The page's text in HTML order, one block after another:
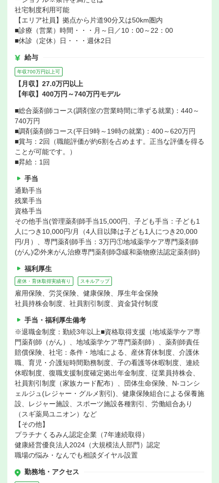
社宅制度利用可能
【エリア社員】拠点から片道90分又は50km圏内
■診療（営業）時間・・・月～日／10：00～22：00
■休診（定休）日・・・週休2日
給与
年収700万円以上可
【月収】27.0万円以上
【年収】400万円～740万円モデル
■総合薬剤師コース(調剤室の営業時間に準ずる就業)：440～
740万円
■調剤薬剤師コース(平日9時～19時の就業)：400～620万円
■賞与：2回（職能評価が約6割を占めます。正当な評価を得る
ことが可能です。）
■昇給：1回
手当
通勤手当
残業手当
資格手当
その他手当(管理薬剤師手当15,000円、子ども手当：子ども1
人につき10,000円/月（4人目以降は子ども1人につき20,000
円/月）、専門薬剤師手当：3万円①地域薬学ケア専門薬剤師
(がん)②外来がん治療専門薬剤師③緩和薬物療法認定薬剤師)
福利厚生
産休・育休取得実績有り スキルアップ
雇用保険、労災保険、健康保険、厚生年金保険
社員持株会制度、社員割引制度、資金貸付制度
手当・福利厚生備考
※退職金制度：勤続3年以上■資格取得支援（地域薬学ケア専
門薬剤師（がん）、地域薬学ケア専門薬剤師）、薬剤師責任
賠償保険、社宅：条件・地域による、産休育休制度、介護休
職、育児・介護短時間勤務制度、子の看護等休暇制度、連続
休暇制度、復職支援制度確定拠出年金制度、従業員持株会、
社員割引制度（家族カード配布）、団体生命保険、N-コンシ
ェルジュ(レジャー・グルメ割引)、健康保険組合による保養施
設、レジャー施設、スポーツ施設各種割引、労働組合あり
（スギ薬局ユニオン）など
【その他】
プラチナくるみん認定企業（7年連続取得）
健康経営優良法人2024（大規模法人部門）認定
職場の悩み・なんでも相談ダイヤル設置
勤務地・アクセス